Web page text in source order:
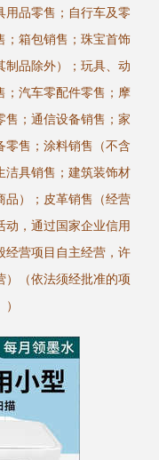
用品零售；自行车及零
；箱包销售；珠宝首饰
制品除外）；玩具、动
；汽车零配件零售；摩
售；通信设备销售；家
零售；涂料销售（不含
洁具销售；建筑装饰材
品）；皮革销售（经营
动，通过国家企业信用
经营项目自主经营，许
）（依法须经批准的项